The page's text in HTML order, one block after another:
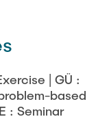
| GÜ :
based
: Seminar